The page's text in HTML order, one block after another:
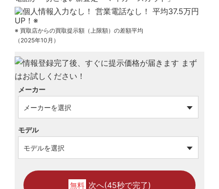
※ 買取店からの買取提示額（上限額）の差額平均
（2025年10月）
メーカー
モデル
無料 次へ(45秒で完了)